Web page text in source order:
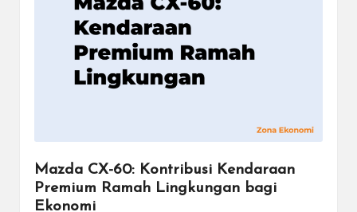
Mazda CX-60: Kontribusi Kendaraan
Premium Ramah Lingkungan bagi
Ekonomi